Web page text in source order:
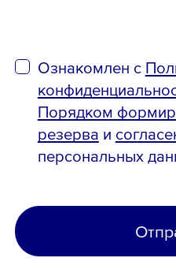
Ознакомлен с
Порядком
резерва и
персональных